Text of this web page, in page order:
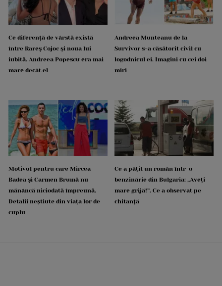
Ce diferență de vârstă există
între Rareș Cojoc și noua lui
iubită. Andreea Popescu era mai
mare decât el
Andreea Munteanu de la
Survivor s-a căsătorit civil cu
logodnicul ei. Imagini cu cei doi
miri
Motivul pentru care Mircea
Badea și Carmen Brumă nu
mănâncă niciodată împreună.
Detalii neștiute din viața lor de
cuplu
Ce a pățit un român într-o
benzinărie din Bulgaria: „Aveți
mare grijă!”. Ce a observat pe
chitanță